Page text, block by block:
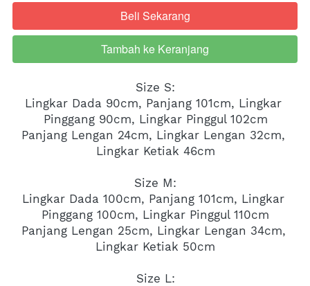
`Beli Sekarang
`
Tambah ke Keranjang
Size S:
Lingkar Dada 90cm, Panjang 101cm, Lingkar
Pinggang 90cm, Lingkar Pinggul 102cm
Panjang Lengan 24cm, Lingkar Lengan 32cm,
Lingkar Ketiak 46cm
Size M:
Lingkar Dada 100cm, Panjang 101cm, Lingkar
Pinggang 100cm, Lingkar Pinggul 110cm
Panjang Lengan 25cm, Lingkar Lengan 34cm,
Lingkar Ketiak 50cm
Size L: